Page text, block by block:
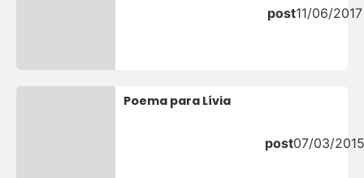
post11/06/2017
Poema para Lívia
post07/03/2015